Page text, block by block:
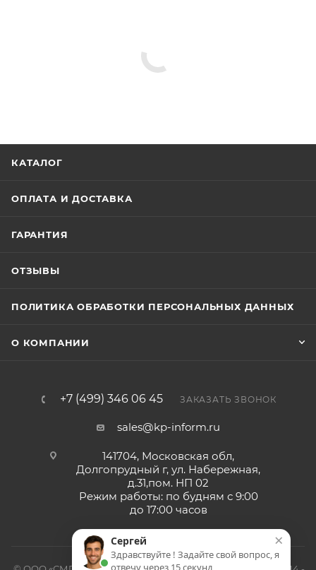
КАТАЛОГ
ОПЛАТА И ДОСТАВКА
ГАРАНТИЯ
ОТЗЫВЫ
ПОЛИТИКА ОБРАБОТКИ ПЕРСОНАЛЬНЫХ ДАННЫХ
О КОМПАНИИ
+7 (499) 346 06 45 ЗАКАЗАТЬ ЗВОНОК
sales@kp-inform.ru
141704, Московская обл,
Долгопрудный г, ул. Набережная,
д.31,пом. НП 02
Режим работы: по будням с 9:00
до 17:00 часов
×
Сергей
Здравствуйте ! Задайте свой вопрос, я
отвечу через 15 секунд